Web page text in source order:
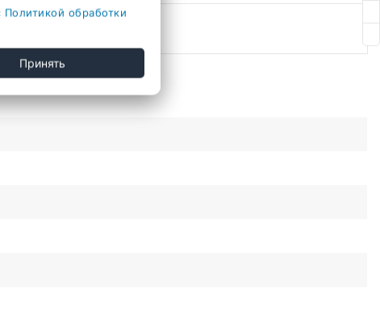
Политикой обработки
Принять